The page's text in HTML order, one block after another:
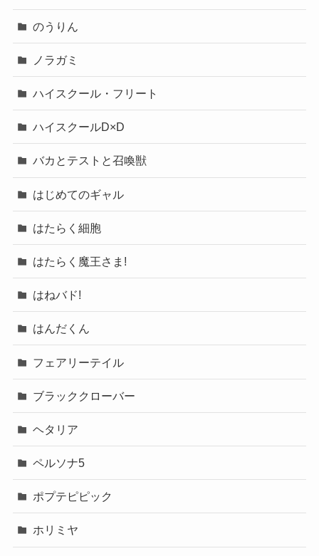
のうりん
ノラガミ
ハイスクール・フリート
ハイスクールD×D
バカとテストと召喚獣
はじめてのギャル
はたらく細胞
はたらく魔王さま!
はねバド!
はんだくん
フェアリーテイル
ブラッククローバー
ヘタリア
ペルソナ5
ポプテピピック
ホリミヤ